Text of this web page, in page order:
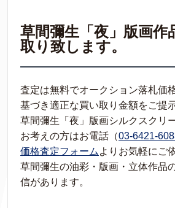
草間彌生「夜」版画作
取り致します。
査定は無料でオークション落札価
基づき適正な買い取り金額をご提
草間彌生「夜」版画シルクスクリ
お考えの方はお電話（03-6421-
価格査定フォーム よりお気軽にご
草間彌生の油彩・版画・立体作品
信があります。